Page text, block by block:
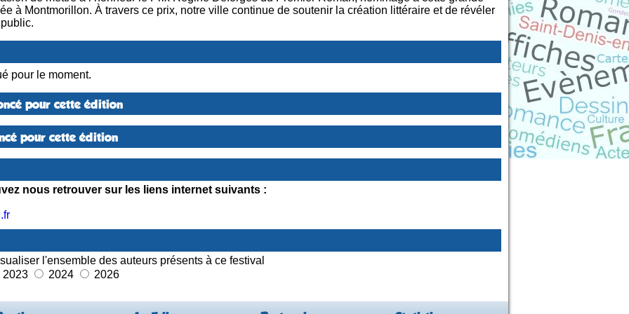
à Montmorillon. À travers ce prix, notre ville continue de soutenir la création littéraire et de révéler
pour le moment.
pour cette édition
pour cette édition
nous retrouver sur les liens internet suivants :
l'ensemble des auteurs présents à ce festival
2023
2024 2026